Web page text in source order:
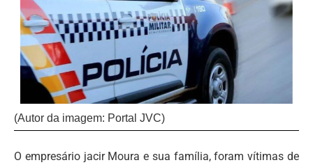
(Autor da imagem: Portal JVC)
O empresário jacir Moura e sua família, foram vítimas de